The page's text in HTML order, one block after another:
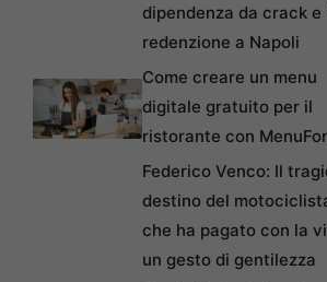
dipendenza da crack e
redenzione a Napoli
Come creare un menu
digitale gratuito per il
ristorante con
Federico Venco: Il
destino del
che ha pagato con la
un gesto di gentilezza